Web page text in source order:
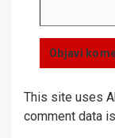
This site uses
comment data